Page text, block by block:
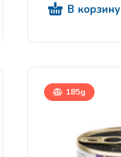
В корзину
185g